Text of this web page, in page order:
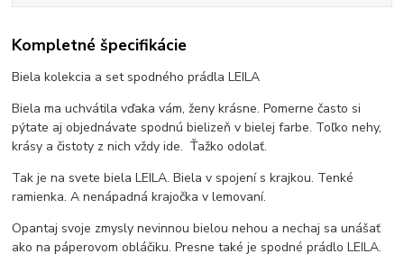
Kompletné špecifikácie
Biela kolekcia a set spodného prádla LEILA
Biela ma uchvátila vďaka vám, ženy krásne. Pomerne často si
pýtate aj objednávate spodnú bielizeň v bielej farbe. Toľko nehy,
krásy a čistoty z nich vždy ide. Ťažko odolať.
Tak je na svete biela LEILA. Biela v spojení s krajkou. Tenké
ramienka. A nenápadná krajočka v lemovaní.
Opantaj svoje zmysly nevinnou bielou nehou a nechaj sa unášať
ako na páperovom obláčiku. Presne také je spodné prádlo LEILA.